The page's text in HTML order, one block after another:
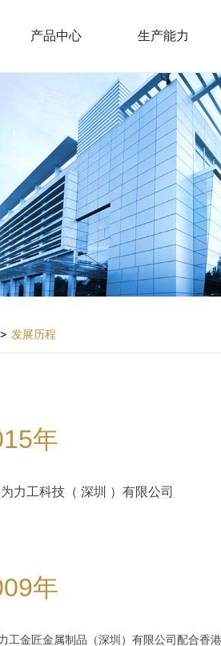
产品中心 生产能力
> 发展历程
年
力工科技（ 深圳 ）有限公司
年
工金匠金属制品（深圳）有限公司配合香